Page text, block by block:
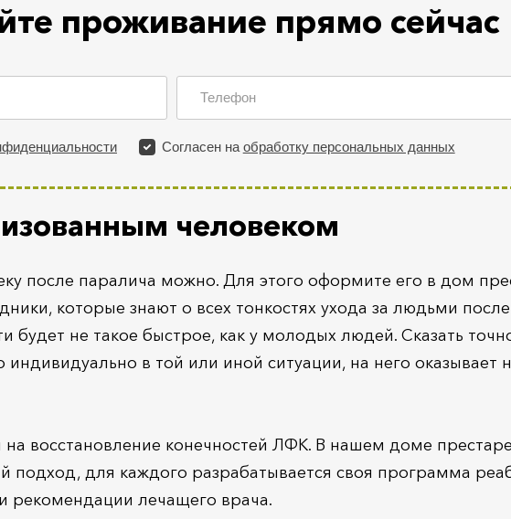
проживание прямо сейчас
человеком
после паралича можно. Для этого оформите его в дом
которые знают о всех тонкостях ухода за людьми
будет не такое быстрое, как у молодых людей. Сказать
индивидуально в той или иной ситуации, на него оказывает
на восстановление конечностей ЛФК. В нашем доме
подход, для каждого разрабатывается своя программа
рекомендации лечащего врача.